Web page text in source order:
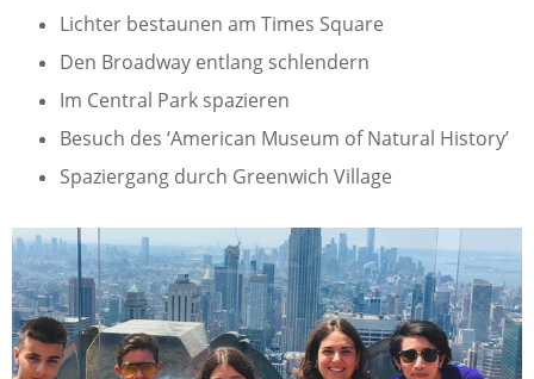
Lichter bestaunen am Times Square
Den Broadway entlang schlendern
Im Central Park spazieren
Besuch des ‘American Museum of Natural History’
Spaziergang durch Greenwich Village